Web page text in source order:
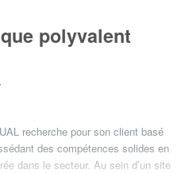
polyvalent
recherche pour son client basé
des compétences solides en
dans le secteur. Au sein d’un site